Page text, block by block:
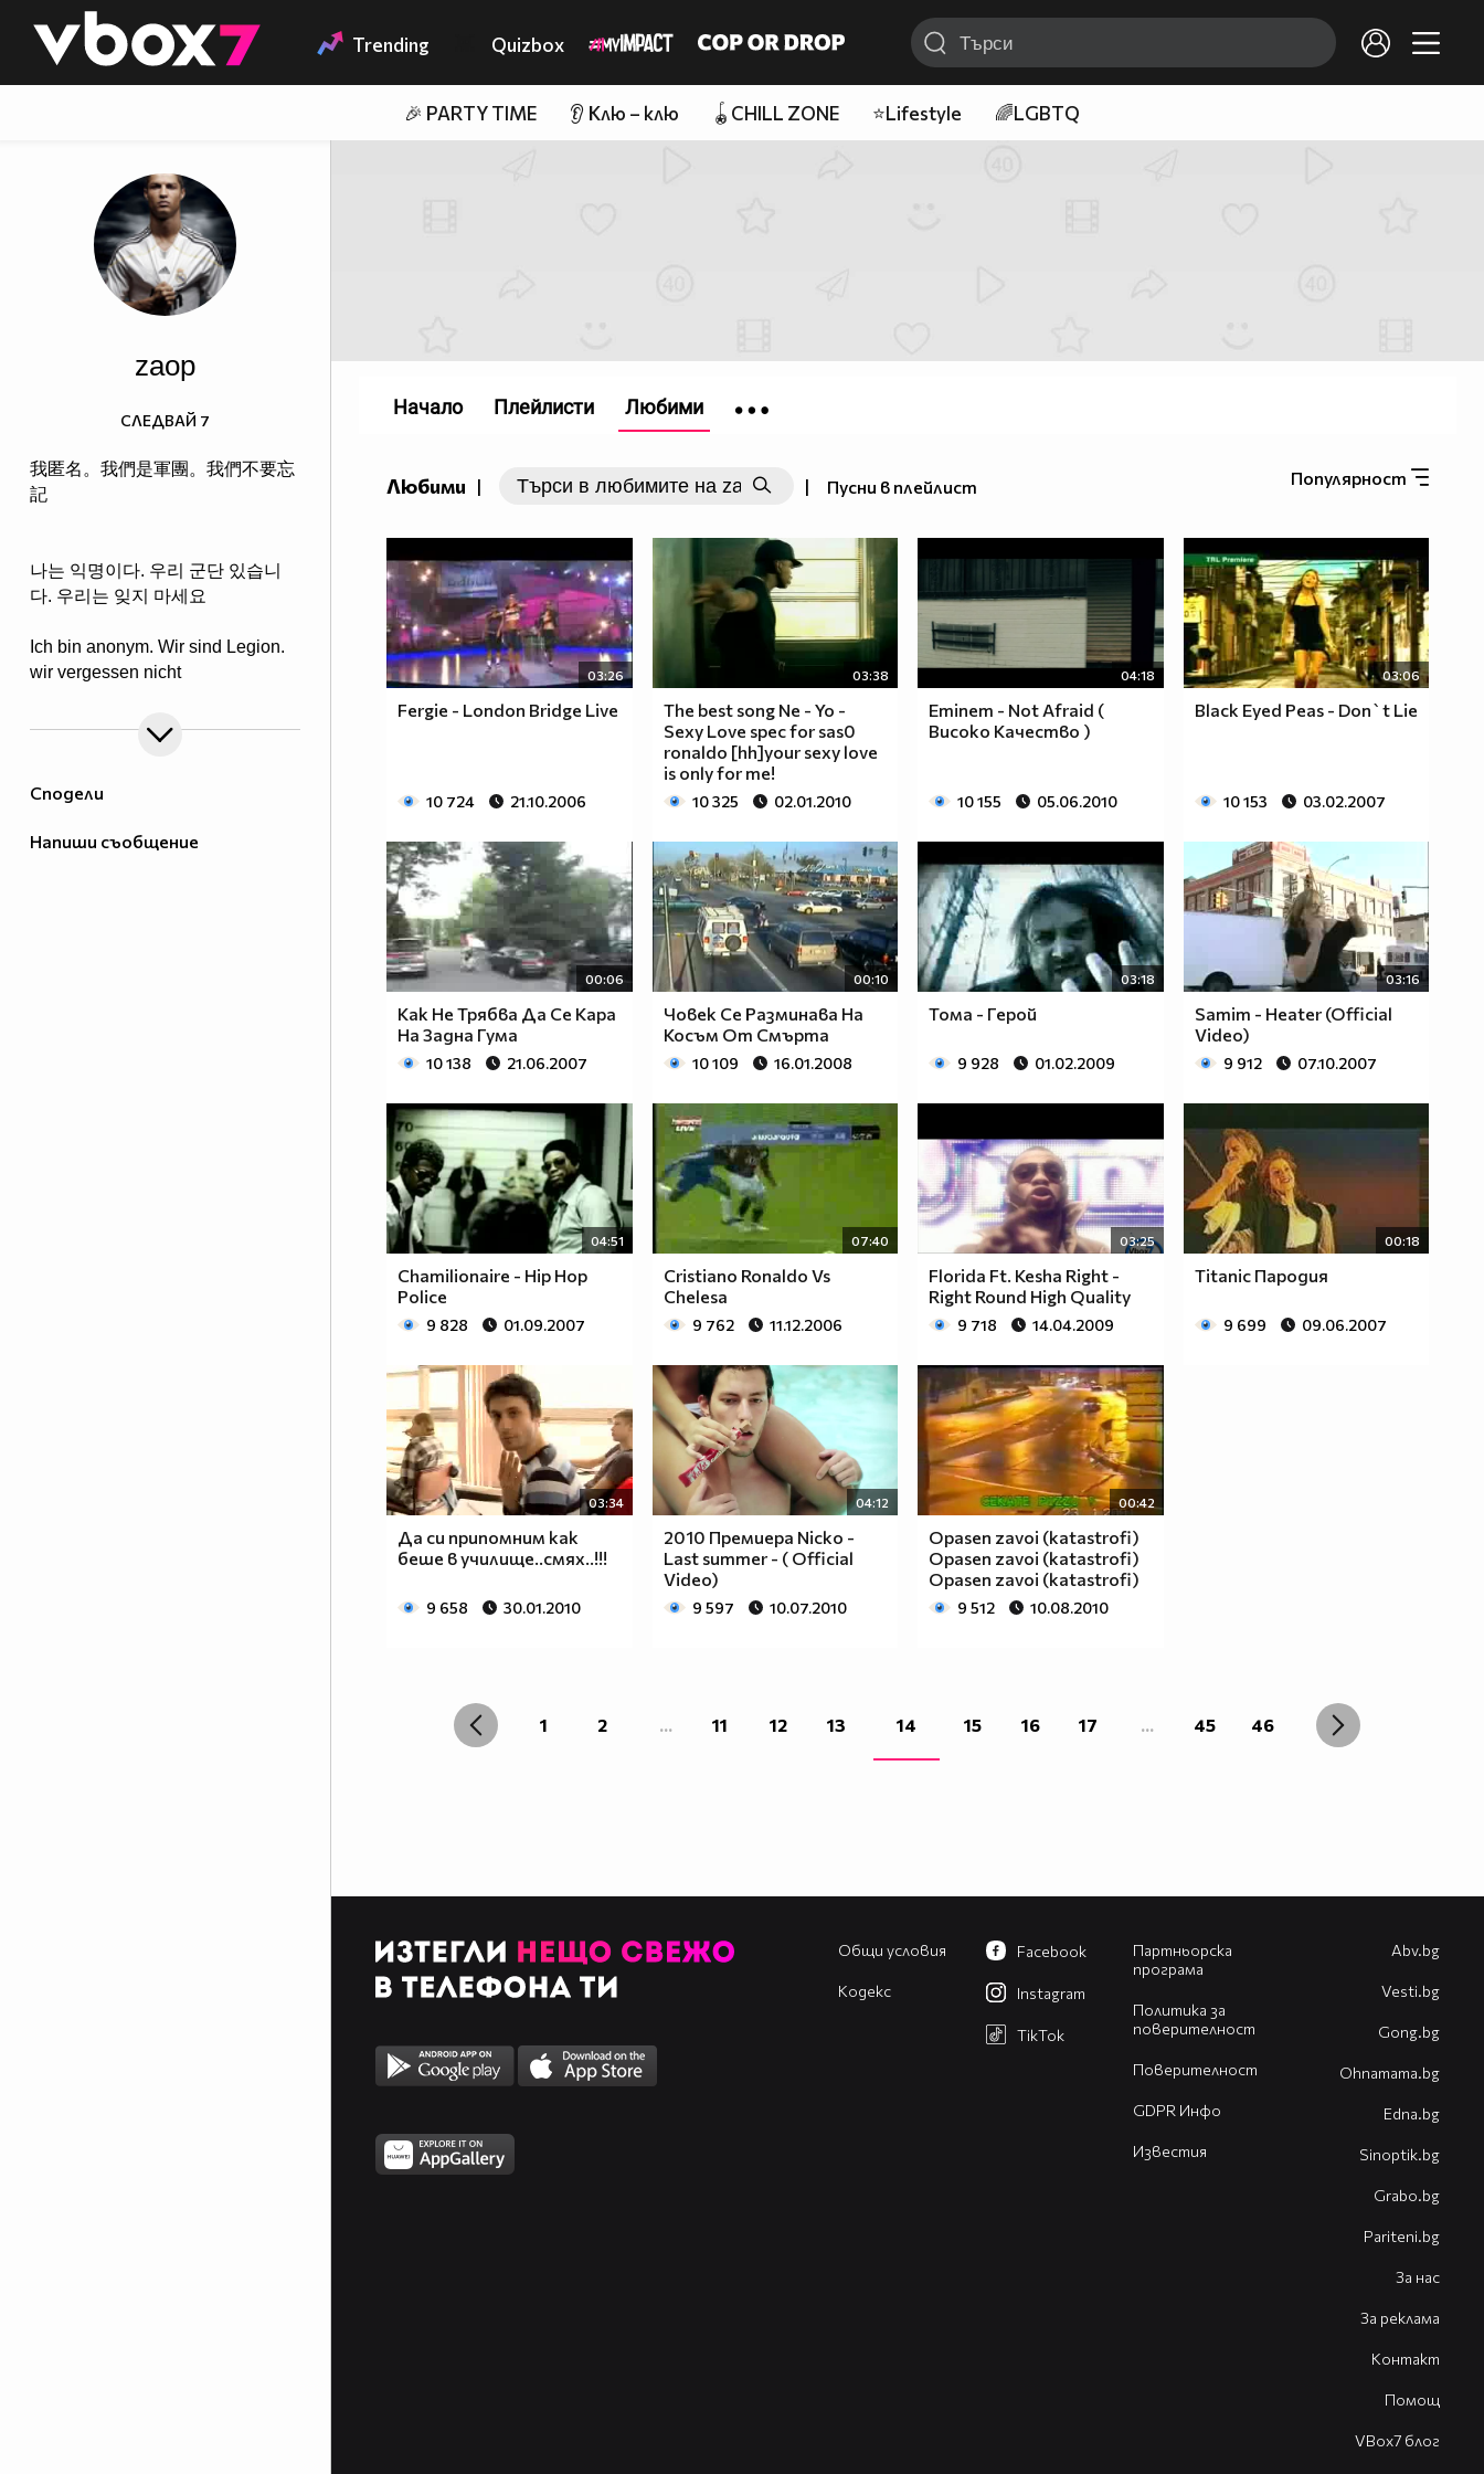
👾 Trending Quizbox
🎉 PARTY TIME 👂 Клю – клю 🪀CHILL ZONE ⭐Lifestyle 🌈LGBTQ
Сподели
Напиши съобщение
zaop
我匿名。我們是軍團。我們不要忘
記
나는 익명이다. 우리 군단 있습니
다. 우리는 잊지 마세요
Ich bin anonym. Wir sind Legion.
wir vergessen nicht
СЛЕДВАЙ 7
Любими | | Пусни в плейлист Популярност
03:26
Fergie - London Bridge Live
10 724 21.10.2006
03:38
The best song Ne - Yo -
Sexy Love spec for sas0
ronaldo [hh]your sexy love
is only for me!
10 325 02.01.2010
04:18
Eminem - Not Afraid (
Високо Качество )
10 155 05.06.2010
03:06
Black Eyed Peas - Don`t Lie
10 153 03.02.2007
00:06
Как Не Трябва Да Се Кара
На Задна Гума
10 138 21.06.2007
00:10
Човек Се Разминава На
Косъм От Смърта
10 109 16.01.2008
03:18
Тома - Герой
9 928 01.02.2009
03:16
Samim - Heater (Official
Video)
9 912 07.10.2007
04:51
Chamilionaire - Hip Hop
Police
9 828 01.09.2007
07:40
Cristiano Ronaldo Vs
Chelesa
9 762 11.12.2006
03:25
Florida Ft. Kesha Right -
Right Round High Quality
9 718 14.04.2009
00:18
Titanic Пародия
9 699 09.06.2007
03:34
Да си припомним как
беше в училище..смях..!!!
9 658 30.01.2010
04:12
2010 Премиера Nicko -
Last summer - ( Official
Video)
9 597 10.07.2010
00:42
Opasen zavoi (katastrofi)
Opasen zavoi (katastrofi)
Opasen zavoi (katastrofi)
9 512 10.08.2010
1 2 ... 11 12 13 14 15 16 17 ... 45 46
Начало Плейлисти Любими
Общи условия
Кодекс
Партньорска
програма
Политика за
поверителност
Поверителност
GDPR Инфо
Известия
Facebook
Instagram
TikTok
Abv.bg
Vesti.bg
Gong.bg
Оhnamama.bg
Edna.bg
Sinoptik.bg
Grabo.bg
Pariteni.bg
За нас
За реклама
Контакт
Помощ
VBox7 блог